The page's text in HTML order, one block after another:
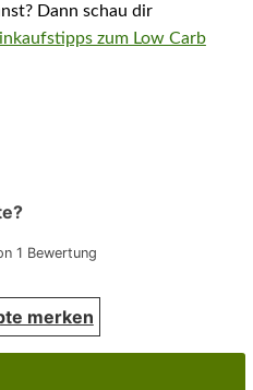
Dann schau dir
zum Low Carb
1 Bewertung
merken